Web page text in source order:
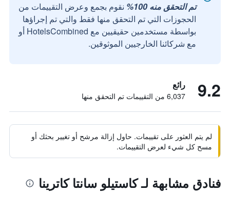
تم التحقق منه 100%
نقوم بجمع وعرض التقييمات من
الحجوزات التي تم التحقق منها فقط والتي تم إجراؤها
بواسطة مستخدمين حقيقيين مع HotelsCombined أو
مع شركائنا الخارجيين الموثوقين.
9.2 رائع
6,037 من التقييمات تم التحقق منها
لم يتم العثور على تقييمات. حاول إزالة مرشح أو تغيير بحثك أو
مسح كل شيء لعرض التقييمات.
فنادق مشابهة لـ كاستيلو سانتا كاترينا